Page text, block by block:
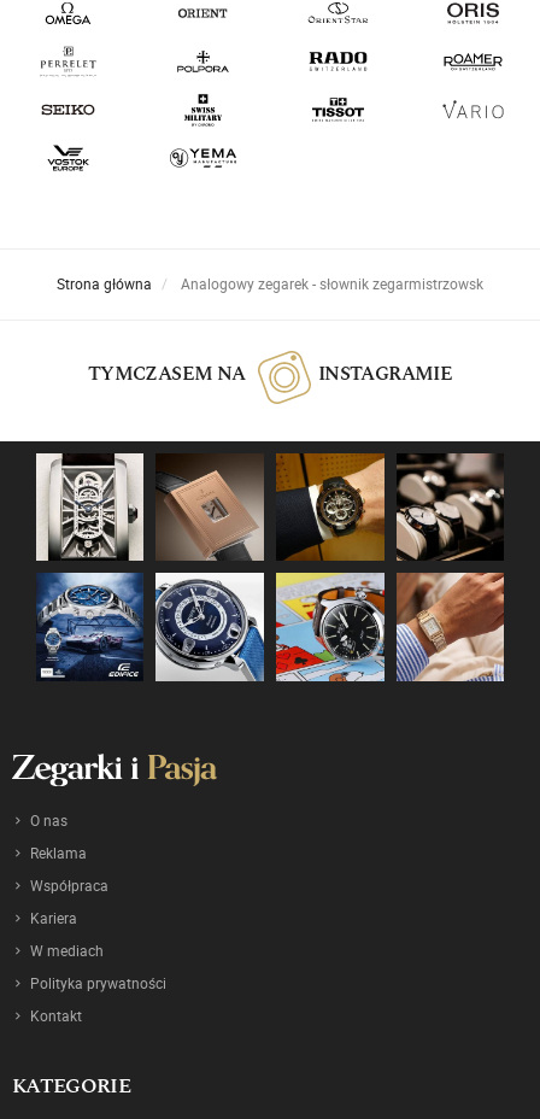
Strona główna Analogowy zegarek - słownik zegarmistrzowsk
TYMCZASEM NA INSTAGRAMIE
O nas
Reklama
Współpraca
Kariera
W mediach
Polityka prywatności
Kontakt
KATEGORIE